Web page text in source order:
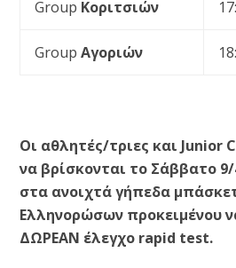
Group Κοριτσιών
GroupΑγοριών
Οι αθλητές/τριες και Junior
να βρίσκονται το Σάββατο
στα ανοιχτά γήπεδα
Ελληνορώσων προκειμένου
ΔΩΡΕΑΝ έλεγχο rapid test.